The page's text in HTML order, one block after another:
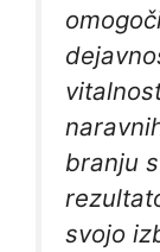
branju
svojo